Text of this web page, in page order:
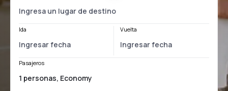
Ida Vuelta
Pasajeros